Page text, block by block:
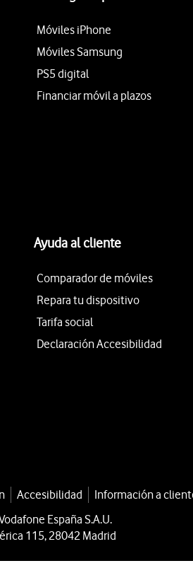
Móviles iPhone
Móviles Samsung
PS5 digital
Financiar móvil a plazos
Ayuda al cliente
Comparador de móviles
Repara tu dispositivo
Tarifa social
Declaración Accesibilidad
Accesibilidad Información a
España S.A.U.
115, 28042 Madrid